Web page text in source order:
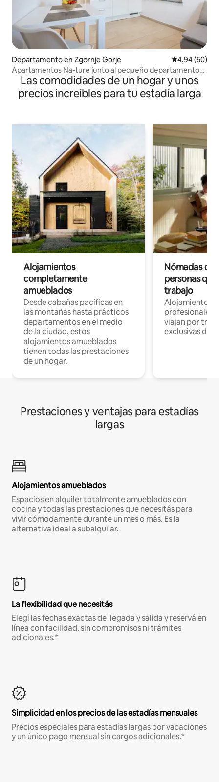
Departamento en Zgornje Gorje Calificación
4,94 (50)
Apartamentos Na-ture junto al pequeño departamento
del río
Las comodidades de un hogar y unos
precios increíbles para tu estadía larga
Alojamientos
completamente
amueblados
Desde cabañas pacíficas en
las montañas hasta prácticos
departamentos en el medio
de la ciudad, estos
alojamientos amueblados
tienen todas las prestaciones
de un hogar.
Nómadas
personas
trabajo
Alojamientos
profesionales
viajan por
exclusivas de
Prestaciones y ventajas para estadías
largas
Alojamientos amueblados
Espacios en alquiler totalmente amueblados con
cocina y todas las prestaciones que necesitás para
vivir cómodamente durante un mes o más. Es la
alternativa ideal a subalquilar.
La flexibilidad que necesitás
Elegí las fechas exactas de llegada y salida y reservá en
línea con facilidad, sin compromisos ni trámites
adicionales.*
Simplicidad en los precios de las estadías mensuales
Precios especiales para estadías largas por vacaciones
y un único pago mensual sin cargos adicionales.*